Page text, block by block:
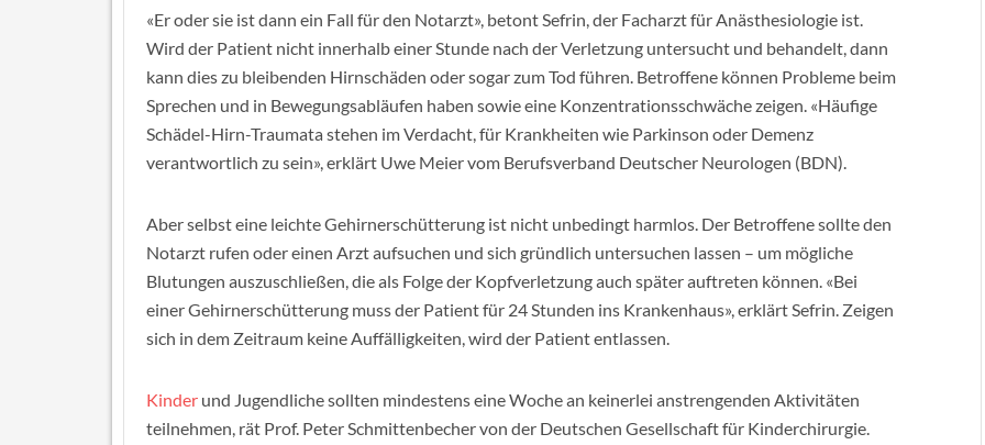
«Er oder sie ist dann ein Fall für den Notarzt», betont Sefrin, der Facharzt für Anästhesiologie ist.
Wird der Patient nicht innerhalb einer Stunde nach der Verletzung untersucht und behandelt, dann
kann dies zu bleibenden Hirnschäden oder sogar zum Tod führen. Betroffene können Probleme beim
Sprechen und in Bewegungsabläufen haben sowie eine Konzentrationsschwäche zeigen. «Häufige
Schädel-Hirn-Traumata stehen im Verdacht, für Krankheiten wie Parkinson oder Demenz
verantwortlich zu sein», erklärt Uwe Meier vom Berufsverband Deutscher Neurologen (BDN).
Aber selbst eine leichte Gehirnerschütterung ist nicht unbedingt harmlos. Der Betroffene sollte den
Notarzt rufen oder einen Arzt aufsuchen und sich gründlich untersuchen lassen – um mögliche
Blutungen auszuschließen, die als Folge der Kopfverletzung auch später auftreten können. «Bei
einer Gehirnerschütterung muss der Patient für 24 Stunden ins Krankenhaus», erklärt Sefrin. Zeigen
sich in dem Zeitraum keine Auffälligkeiten, wird der Patient entlassen.
Kinder und Jugendliche sollten mindestens eine Woche an keinerlei anstrengenden Aktivitäten
teilnehmen, rät Prof. Peter Schmittenbecher von der Deutschen Gesellschaft für Kinderchirurgie.